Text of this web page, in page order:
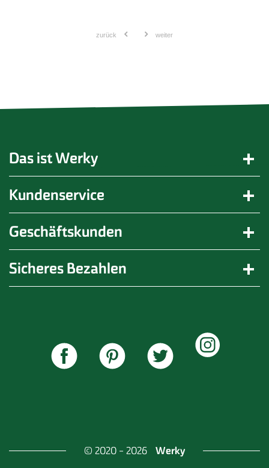
zurück weiter
Das ist Werky
Kundenservice
Geschäftskunden
Sicheres Bezahlen
© 2020 - 2026 Werky